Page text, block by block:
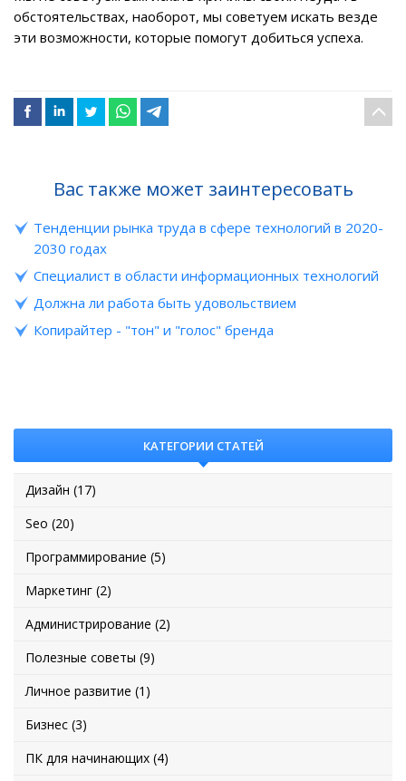
обстоятельствах, наоборот, мы советуем искать везде
эти возможности, которые помогут добиться успеха.
Вас также может заинтересовать
Тенденции рынка труда в сфере технологий в 2020-
2030 годах
Специалист в области информационных технологий
Должна ли работа быть удовольствием
Копирайтер - "тон" и "голос" бренда
КАТЕГОРИИ СТАТЕЙ
Дизайн (17)
Seo (20)
Программирование (5)
Маркетинг (2)
Администрирование (2)
Полезные советы (9)
Личное развитие (1)
Бизнес (3)
ПК для начинающих (4)